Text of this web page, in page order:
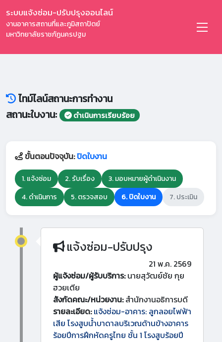
ระบบแจ้งซ่อม-ปรับปรุงออนไลน์
งานอาคารสถานที่และภูมิสถาปัตย์
มหาวิทยาลัยราชภัฏนครปฐม
ไทม์ไลน์สถานะการทำงาน
สถานะใบงาน:
ดำเนินการเรียบร้อย
ขั้นตอนปัจจุบัน:ปิดใบงาน
1. แจ้งซ่อม 2. รับเรื่อง
3. มอบหมายผู้ดำเนินงาน
4. ดำเนินการ
5. ตรวจสอบ 6. ปิดใบงาน 7. ประเมิน
แจ้งซ่อม-ปรับปรุง
21 พ.ค. 2569
ผู้แจ้งซ่อม/ผู้รับบริการ:นายสุวัฒย์ชัย กุย
ฮวยเตีย
สังกัดคณะ/หน่วยงาน:สำนักงานอธิการบดี
รายละเอียด: แจ้งซ่อม-อาคาร: ลูกลอยไฟฟ้า
เสีย โรงสูบน้ำบาดาลบริเวณด้านข้างอาคาร
ร้อยปีการฝึกหัดครูไทย ชั้น 1 โรงสูบร้อยปี